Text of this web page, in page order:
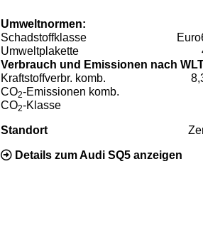
Umweltnormen:
Schadstoffklasse
Umweltplakette
Verbrauch und Emissionen nach
Kraftstoffverbr. komb.
CO2-Emissionen komb.
CO2-Klasse
Standort
Details zum Audi SQ5 anzeigen